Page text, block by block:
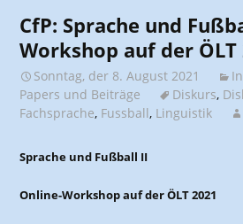
CfP: Sprache und
Workshop auf der ÖLT
Sonntag, der 8. August 2021
Papers und Beiträge
Diskurs,
Fachsprache, Fussball, Linguistik
Sprache und Fußball II
Online-Workshop auf der ÖLT 2021